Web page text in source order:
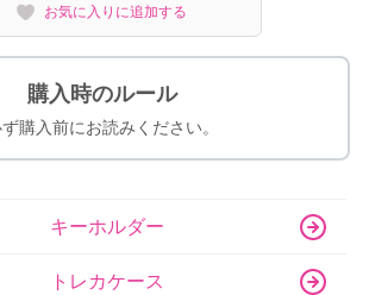
お気に入りに追加する
購入時のルール
購入前にお読みください。
キーホルダー
トレカケース